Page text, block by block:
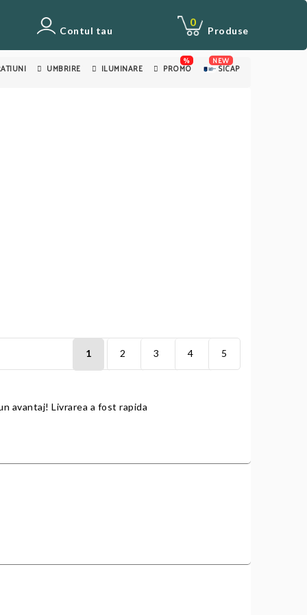
Contul tau Produse
0
UMBRIRE ILUMINARE PROMO
%
SICAP
NEW
1 2 3 4 5
avantaj! Livrarea a fost rapida